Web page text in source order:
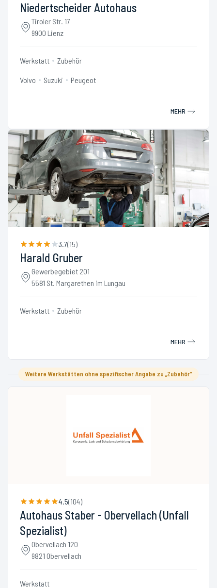
Niedertscheider Autohaus
Tiroler Str. 17
9900 Lienz
Werkstatt Zubehör
Volvo Suzuki Peugeot
MEHR
3.7(15)
Harald Gruber
Gewerbegebiet 201
5581 St. Margarethen im Lungau
Werkstatt Zubehör
MEHR
Weitere Werkstätten ohne spezifischer Angabe zu „Zubehör“
4.5(104)
Autohaus Staber - Obervellach (Unfall
Spezialist)
Obervellach 120
9821 Obervellach
Werkstatt